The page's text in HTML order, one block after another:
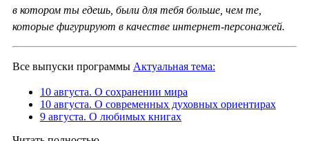
в котором ты едешь, были для тебя больше, чем те,
которые фигурируют в качестве интернет-персонажей.
Все выпуски программы Актуальная тема:
10 августа. О сохранении мира
10 августа. О современных духовных ориентирах
9 августа. О любимых книгах